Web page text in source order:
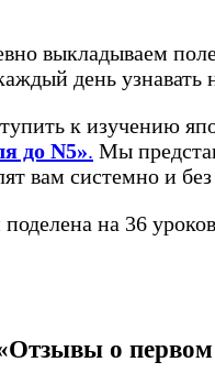
выкладываем
день узнавать
к изучению
до N5». Мы
вам системно и
на 36
о